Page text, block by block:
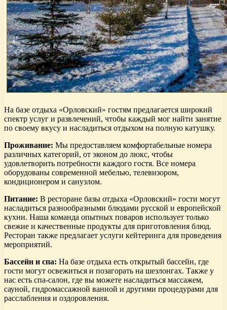
На базе отдыха «Орловский» гостям предлагается широкий
спектр услуг и развлечений, чтобы каждый мог найти занятие
по своему вкусу и насладиться отдыхом на полную катушку.
Проживание: Мы предоставляем комфортабельные номера
различных категорий, от эконом до люкс, чтобы
удовлетворить потребности каждого гостя. Все номера
оборудованы современной мебелью, телевизором,
кондиционером и санузлом.
Питание: В ресторане базы отдыха «Орловский» гости могут
насладиться разнообразными блюдами русской и европейской
кухни. Наша команда опытных поваров использует только
свежие и качественные продукты для приготовления блюд.
Ресторан также предлагает услуги кейтеринга для проведения
мероприятий.
Бассейн и спа: На базе отдыха есть открытый бассейн, где
гости могут освежиться и позагорать на шезлонгах. Также у
нас есть спа-салон, где вы можете насладиться массажем,
сауной, гидромассажной ванной и другими процедурами для
расслабления и оздоровления.